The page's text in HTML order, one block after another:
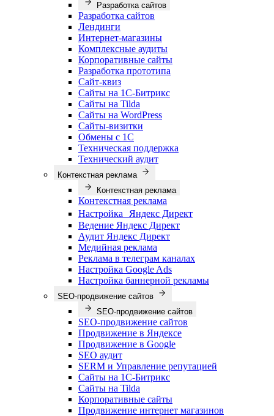
Разработка сайтов
Разработка сайтов
Лендинги
Интернет-магазины
Комплексные аудиты
Корпоративные сайты
Разработка прототипа
Сайт-квиз
Сайты на 1С-Битрикс
Сайты на Tilda
Сайты на WordPress
Сайты-визитки
Обмены с 1С
Техническая поддержка
Технический аудит
Контекстная реклама
Контекстная реклама
Контекстная реклама
Настройка Яндекс Директ
Ведение Яндекс Директ
Аудит Яндекс Директ
Медийная реклама
Реклама в телеграм каналах
Настройка Google Ads
Настройка баннерной рекламы
SEO-продвижение сайтов
SEO-продвижение сайтов
SEO-продвижение сайтов
Продвижение в Яндексе
Продвижение в Google
SEO аудит
SERM и Управление репутацией
Сайты на 1С-Битрикс
Сайты на Tilda
Корпоративные сайты
Продвижение интернет магазинов